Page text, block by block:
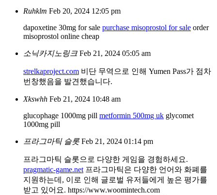
Ruhklm Feb 20, 2024 12:05 pm
dapoxetine 30mg for sale purchase misoprostol for sale order
misoprostol online cheap
소닉카지노링크 Feb 21, 2024 05:05 am
strelkaproject.com 비단 무역으로 인해 Yumen Pass가 점차
번창했음을 발견했습니다.
Xkswhh Feb 21, 2024 10:48 am
glucophage 1000mg pill metformin 500mg uk glycomet
1000mg pill
프라그마틱 슬롯 Feb 21, 2024 01:14 pm
프라그마틱 슬롯으로 다양한 게임을 경험하세요.
pragmatic-game.net 프라그마틱은 다양한 언어와 화폐를
지원하는데, 이로 인해 글로벌 유저들에게 높은 평가를
받고 있어요. https://www.woomintech.com